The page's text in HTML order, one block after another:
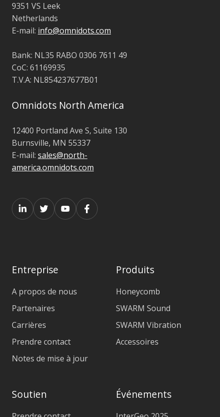
9351 VS Leek
Netherlands
E-mail: info@omnidots.com
Bank: NL35 RABO 0306 7611 49
CoC: 61169935
T.V.A: NL854237677B01
Omnidots North America
12400 Portland Ave S, Suite 130
Burnsville, MN 55337
E-mail: sales@north-
america.omnidots.com
Entreprise
A propos de nous
Partenaires
Carrières
Prendre contact
Notes de mise à jour
Produits
Honeycomb
SWARM Sound
SWARM Vibration
Accessoires
Soutien Événements